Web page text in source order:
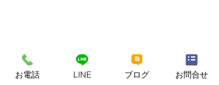
お電話 LINE ブログ お問合せ